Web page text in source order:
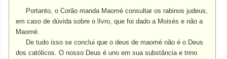
Portanto, o Corão manda Maomé consultar os rabinos judeus,
em caso de dúvida sobre o lIvro, que foi dado a Moisés e não a
Maomé.
De tudo isso se conclui que o deus de maomé não é o Deus
dos católicos. O nosso Deus é uno em sua substância e trino